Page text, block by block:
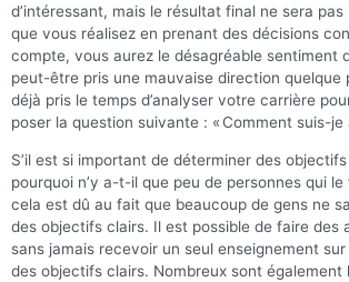
d’intéressant, mais le résultat final ne sera
que vous réalisez en prenant des décisions
compte, vous aurez le désagréable sentiment
peut-être pris une mauvaise direction quelque
déjà pris le temps d’analyser votre carrière
poser la question suivante : « Comment suis-je
S’il est si important de déterminer des
pourquoi n’y a-t-il que peu de personnes qui le
cela est dû au fait que beaucoup de gens ne
des objectifs clairs. Il est possible de faire des
sans jamais recevoir un seul enseignement
des objectifs clairs. Nombreux sont également